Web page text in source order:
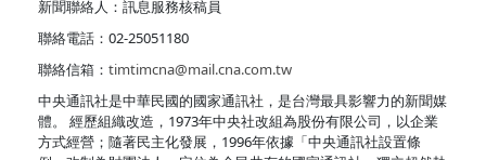
新聞聯絡人：訊息服務核稿員
聯絡電話：02-25051180
聯絡信箱： timtimcna@mail.cna.com.tw
中央通訊社是中華民國的國家通訊社，是台灣最具影響力的新聞媒
體。 經歷組織改造，1973年中央社改組為股份有限公司，以企業
方式經營；隨著民主化發展，1996年依據「中央通訊社設置條